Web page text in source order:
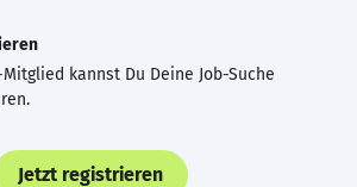
kannst Du Deine Job-Suche
Jetzt registrieren